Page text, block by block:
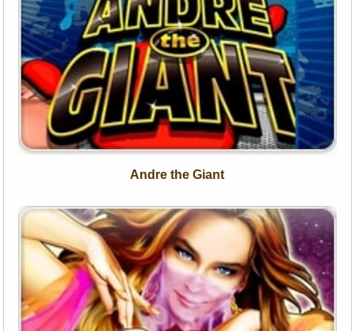
Andre the Giant